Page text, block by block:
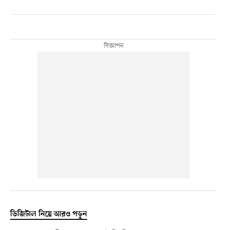
ডিজিটাল নিয়ে আরও পড়ুন